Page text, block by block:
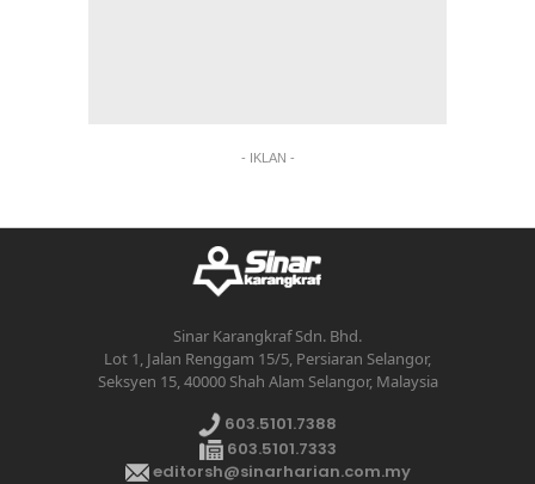
- IKLAN -
Sinar Karangkraf Sdn. Bhd.
Lot 1, Jalan Renggam 15/5, Persiaran Selangor,
Seksyen 15, 40000 Shah Alam Selangor, Malaysia
603.5101.7388
603.5101.7333
editorsh@sinarharian.com.my